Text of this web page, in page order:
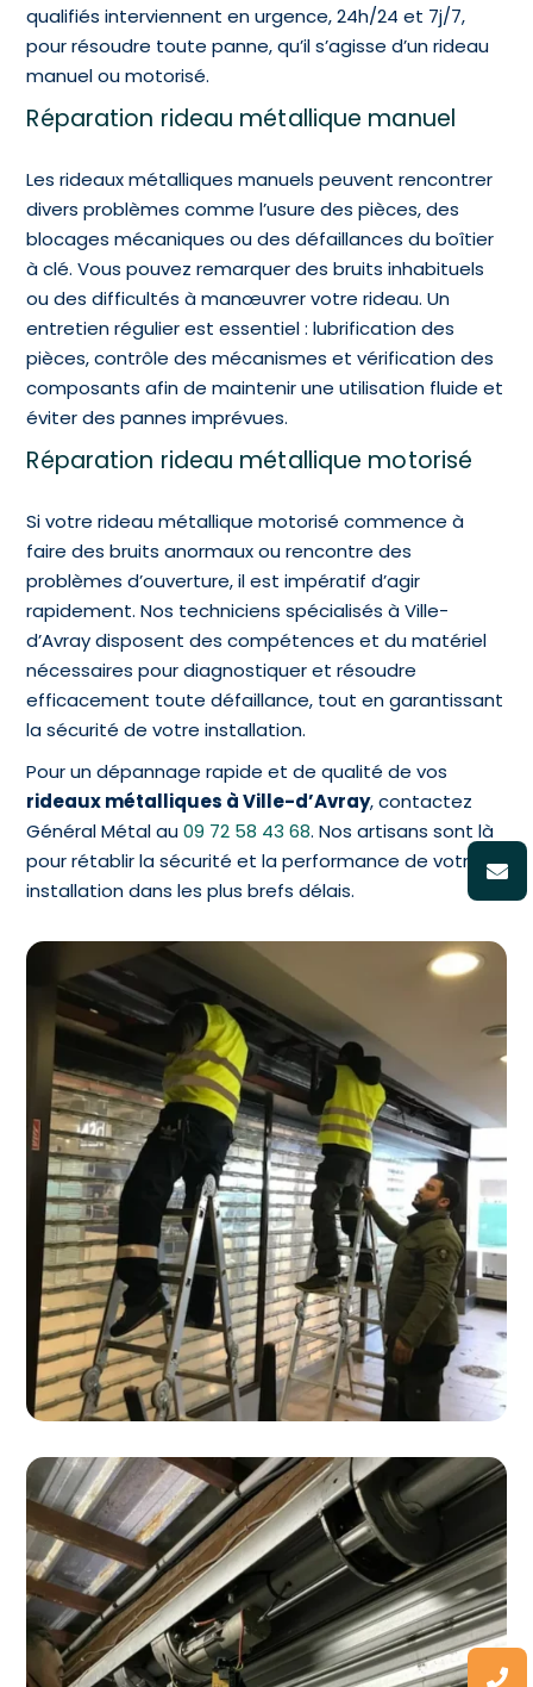
qualifiés interviennent en urgence, 24h/24 et 7j/7,
pour résoudre toute panne, qu’il s’agisse d’un rideau
manuel ou motorisé.
Réparation rideau métallique manuel
Les rideaux métalliques manuels peuvent rencontrer
divers problèmes comme l’usure des pièces, des
blocages mécaniques ou des défaillances du boîtier
à clé. Vous pouvez remarquer des bruits inhabituels
ou des difficultés à manœuvrer votre rideau. Un
entretien régulier est essentiel : lubrification des
pièces, contrôle des mécanismes et vérification des
composants afin de maintenir une utilisation fluide et
éviter des pannes imprévues.
Réparation rideau métallique motorisé
Si votre rideau métallique motorisé commence à
faire des bruits anormaux ou rencontre des
problèmes d’ouverture, il est impératif d’agir
rapidement. Nos techniciens spécialisés à Ville-
d’Avray disposent des compétences et du matériel
nécessaires pour diagnostiquer et résoudre
efficacement toute défaillance, tout en garantissant
la sécurité de votre installation.
Pour un dépannage rapide et de qualité de vos
rideaux métalliques à Ville-d’Avray, contactez
Général Métal au09 72 58 43 68. Nos artisans sont là
pour rétablir la sécurité et la performance de votre
installation dans les plus brefs délais.